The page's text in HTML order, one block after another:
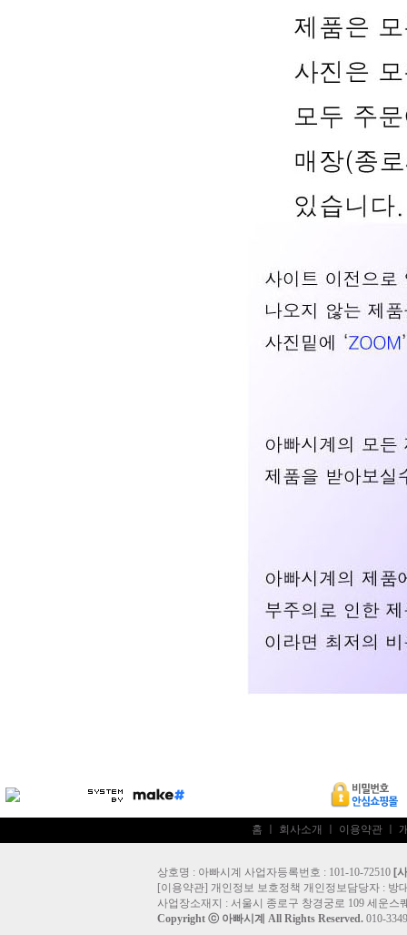
홈 회사소개 이용약관
상호명 : 아빠시계 사업자등록번호 : 101-10-72510 [
[이용약관] 개인정보 보호정책 개인정보담당자 : 방
사업장소재지 : 서울시 종로구 창경궁로 109 세운스
Copyright ⓒ 아빠시계 All Rights Reserved. 010-